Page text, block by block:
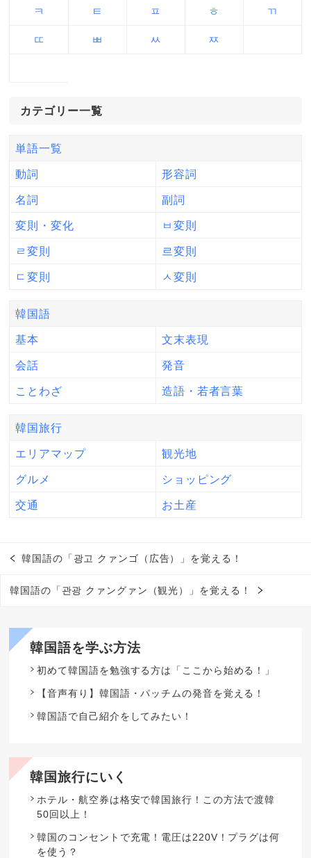
ㅋ ㅌ ㅍ ㅎ ㄲ
ㄸ ㅃ ㅆ ㅉ
カテゴリー一覧
単語一覧
動詞 形容詞
名詞 副詞
変則・変化 ㅂ変則
ㄹ変則 르変則
ㄷ変則 ㅅ変則
韓国語
基本 文末表現
会話 発音
ことわざ 造語・若者言葉
韓国旅行
エリアマップ 観光地
グルメ ショッピング
交通 お土産
韓国語の「광고 クァンゴ（広告）」を覚える！
韓国語の「관광 クァングァン（観光）」を覚える！
韓国語を学ぶ方法
初めて韓国語を勉強する方は「ここから始める！」
【音声有り】韓国語・パッチムの発音を覚える！
韓国語で自己紹介をしてみたい！
韓国旅行にいく
ホテル・航空券は格安で韓国旅行！この方法で渡韓
50回以上！
韓国のコンセントで充電！電圧は220V！プラグは何
を使う？